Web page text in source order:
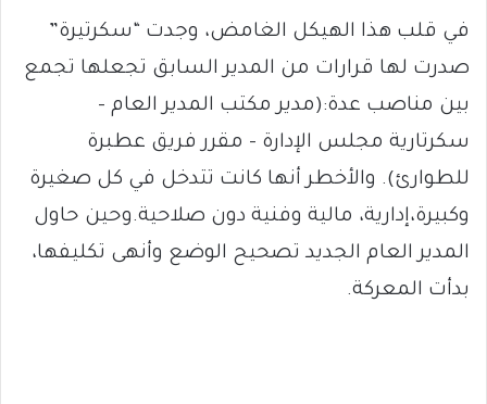
في قلب هذا الهيكل الغامض، وجدت “سكرتيرة”
صدرت لها قرارات من المدير السابق تجعلها تجمع
بين مناصب عدة:(مدير مكتب المدير العام –
سكرتارية مجلس الإدارة – مقرر فريق عطبرة
للطوارئ). والأخطر أنها كانت تتدخل في كل صغيرة
وكبيرة،إدارية، مالية وفنية دون صلاحية.وحين حاول
المدير العام الجديد تصحيح الوضع وأنهى تكليفها،
بدأت المعركة.